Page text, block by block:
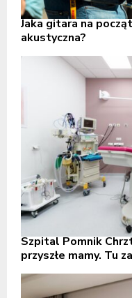
Jaka gitara na
akustyczna?
Szpital Pomnik
przyszłe mamy. Tu